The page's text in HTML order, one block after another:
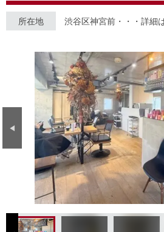
所在地 渋谷区神宮前・・・詳細
Previous